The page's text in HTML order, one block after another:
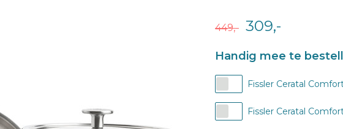
449,- 309,-
Handig mee te
Fissler Ceratal
Fissler Ceratal